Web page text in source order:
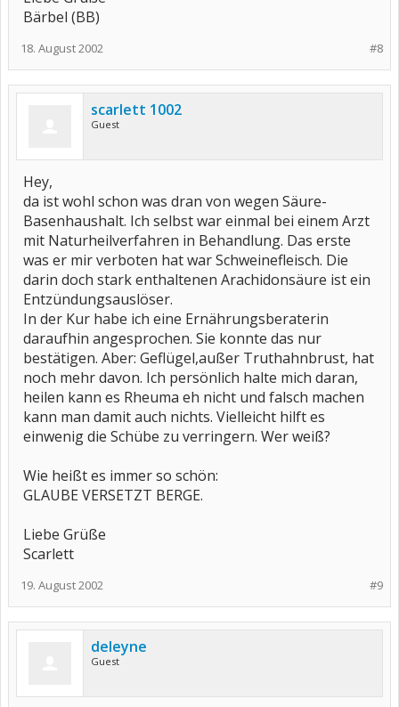
Bärbel (BB)
#8
18. August 2002
scarlett 1002
Guest
Hey,
da ist wohl schon was dran von wegen Säure-
Basenhaushalt. Ich selbst war einmal bei einem Arzt
mit Naturheilverfahren in Behandlung. Das erste
was er mir verboten hat war Schweinefleisch. Die
darin doch stark enthaltenen Arachidonsäure ist ein
Entzündungsauslöser.
In der Kur habe ich eine Ernährungsberaterin
daraufhin angesprochen. Sie konnte das nur
bestätigen. Aber: Geflügel,außer Truthahnbrust, hat
noch mehr davon. Ich persönlich halte mich daran,
heilen kann es Rheuma eh nicht und falsch machen
kann man damit auch nichts. Vielleicht hilft es
einwenig die Schübe zu verringern. Wer weiß?
Wie heißt es immer so schön:
GLAUBE VERSETZT BERGE.
Liebe Grüße
Scarlett
#9
19. August 2002
deleyne
Guest